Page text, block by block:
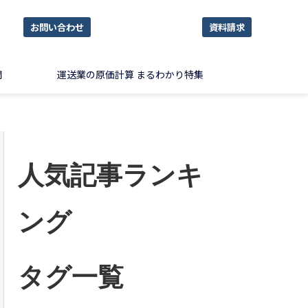
お問い合わせ 資料請求
運送業の原価計算 まるわかり特集
人気記事ランキ
ング
タグ一覧